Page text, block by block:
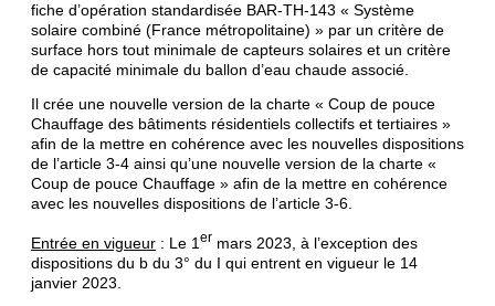
fiche d’opération standardisée BAR-TH-143 « Système
solaire combiné (France métropolitaine) » par un critère de
surface hors tout minimale de capteurs solaires et un critère
de capacité minimale du ballon d’eau chaude associé.
Il crée une nouvelle version de la charte « Coup de pouce
Chauffage des bâtiments résidentiels collectifs et tertiaires »
afin de la mettre en cohérence avec les nouvelles dispositions
de l’article 3-4 ainsi qu’une nouvelle version de la charte «
Coup de pouce Chauffage » afin de la mettre en cohérence
avec les nouvelles dispositions de l’article 3-6.
Entrée en vigueur : Le 1 er mars 2023, à l’exception des
dispositions du b du 3° du I qui entrent en vigueur le 14
janvier 2023.